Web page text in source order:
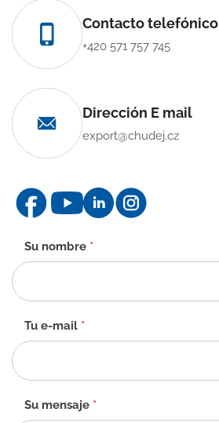
Contacto telefónico
+420 571 757 745
Dirección E mail
export@chudej.cz
Formulario
de
contacto
Su nombre *
Tu e-mail *
Su mensaje *